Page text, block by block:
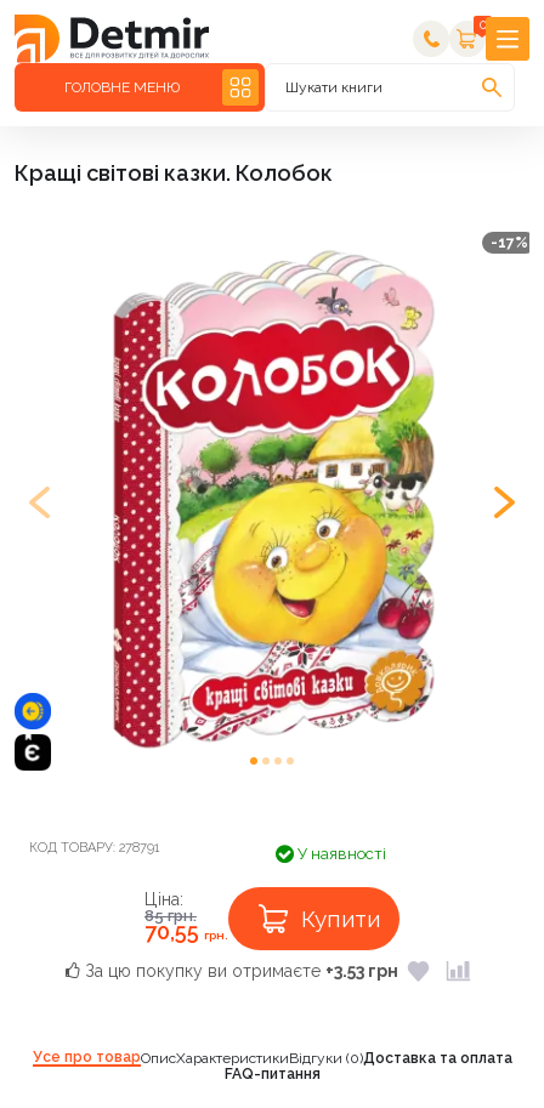
0
ГОЛОВНЕ МЕНЮ Шукати книги
Кращі світові казки. Колобок
-17%
КОД ТОВАРУ: 278791 У наявності
Ціна:
85грн.
70,55 грн.
Купити
За цю покупку ви отримаєте +3.53 грн
Усе про товарОписХарактеристикиВідгуки (0)Доставка та оплата
FAQ-питання